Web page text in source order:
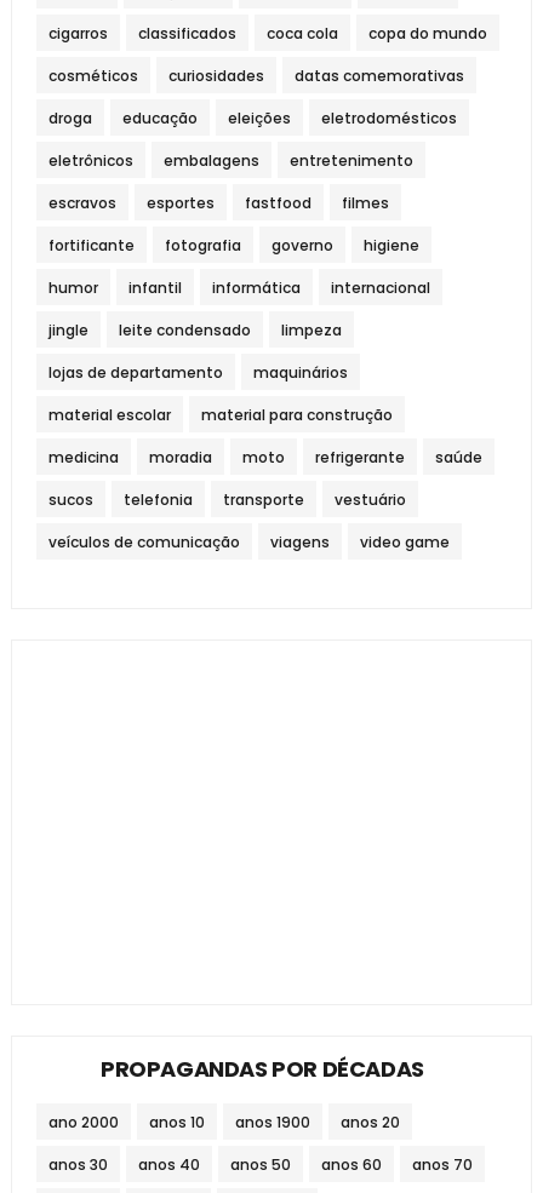
cigarros classificados coca cola copa do mundo
cosméticos curiosidades datas comemorativas
droga educação eleições eletrodomésticos
eletrônicos embalagens entretenimento
escravos esportes fastfood filmes
fortificante fotografia governo higiene
humor infantil informática internacional
jingle leite condensado limpeza
lojas de departamento maquinários
material escolar material para construção
medicina moradia moto refrigerante saúde
sucos telefonia transporte vestuário
veículos de comunicação viagens video game
PROPAGANDAS POR DÉCADAS
ano 2000 anos 10 anos 1900 anos 20
anos 30 anos 40 anos 50 anos 60 anos 70